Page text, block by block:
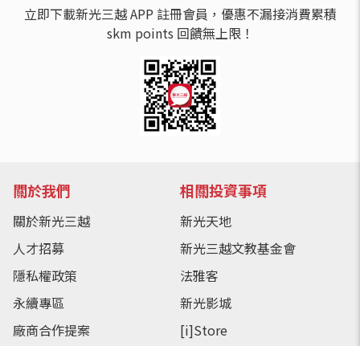
立即下載新光三越 APP 註冊會員，優惠不漏接消費累積
skm points 回饋無上限！
關於我們
關於新光三越
人才招募
隱私權政策
永續專區
廠商合作提案
相關投資事項
新光天地
新光三越文教基金會
法雅客
新光影城
[i]Store